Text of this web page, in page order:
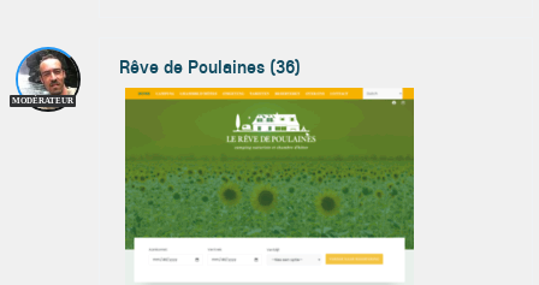
MODÉRATEUR
Rêve de Poulaines (36)